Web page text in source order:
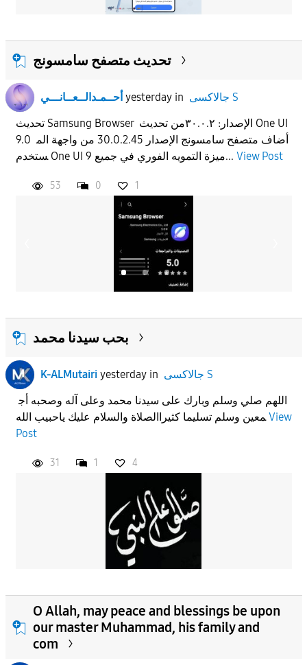
تحديث متصفح سامسونج
أحــمـدالــعــانـــي yesterdayin
جالاكسى S
تحديث Samsung Browser الإصدار: ٣٠.٠.٢من تحديث One UI
9.0 أضاف متصفح سامسونج الإصدار 30.0.2.45 من واجهة الم
ستخدم One UI 9 ميزة التمويه الفوري في جميع... View Post
53 0 1
بحب سيدنا محمد
K-ALMutairi yesterdayin
جالاكسى S
اللهم صلي وسلم وبارك على سيدنا محمد وعلى آله وصحبه أج
معين وسلم تسليما كثيراالصلاة والسلام عليك ياحبيب اللهView
Post
31 1 4
O Allah, may peace and blessings be upon
our master Muhammad, his family and
com